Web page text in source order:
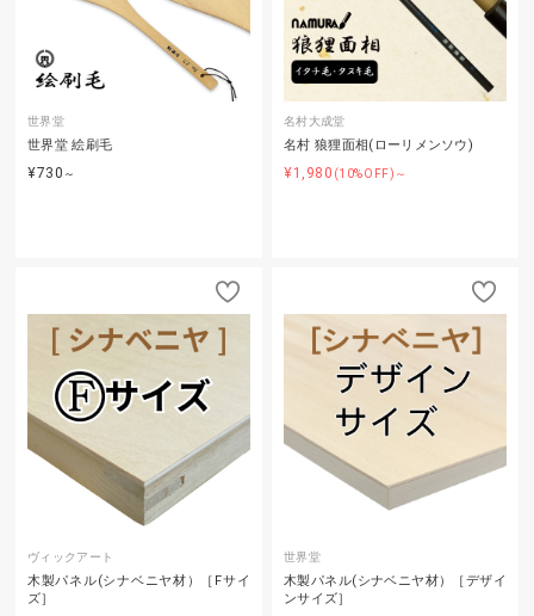
世界堂
世界堂 絵刷毛
¥730 ～
名村大成堂
名村 狼狸面相(ローリメンソウ)
¥1,980 (10%OFF)～
ヴィックアート
木製パネル(シナベニヤ材）［Fサイ
ズ］
世界堂
木製パネル(シナベニヤ材）［デザイ
ンサイズ］